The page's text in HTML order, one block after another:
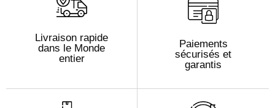
Livraison rapide
dans le Monde
entier
Paiements
sécurisés et
garantis